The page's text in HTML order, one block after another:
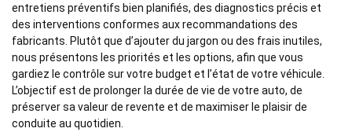
entretiens préventifs bien planifiés, des diagnostics précis et
des interventions conformes aux recommandations des
fabricants. Plutôt que d’ajouter du jargon ou des frais inutiles,
nous présentons les priorités et les options, afin que vous
gardiez le contrôle sur votre budget et l’état de votre véhicule.
L’objectif est de prolonger la durée de vie de votre auto, de
préserver sa valeur de revente et de maximiser le plaisir de
conduite au quotidien.